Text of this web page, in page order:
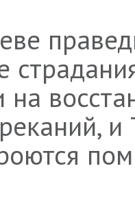
на